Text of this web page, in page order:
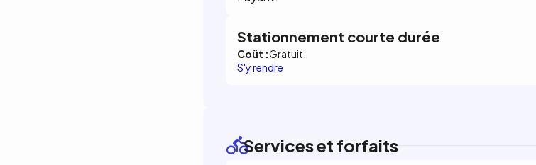
Stationnement courte durée
Coût :Gratuit
S'y rendre
Services et forfaits